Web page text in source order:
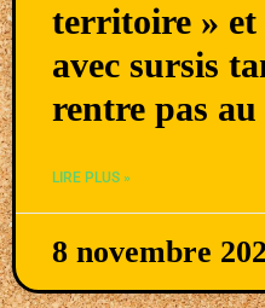
territoire » et
avec sursis
rentre pas au
LIRE PLUS »
8 novembre